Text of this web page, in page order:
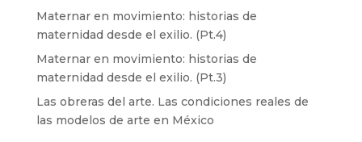
Maternar en movimiento: historias de
maternidad desde el exilio. (Pt.4)
Maternar en movimiento: historias de
maternidad desde el exilio. (Pt.3)
Las obreras del arte. Las condiciones reales de
las modelos de arte en México